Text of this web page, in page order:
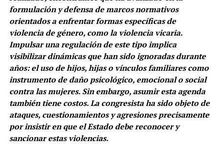
formulación y defensa de marcos normativos
orientados a enfrentar formas específicas de
violencia de género, como la violencia vicaria.
Impulsar una regulación de este tipo implica
visibilizar dinámicas que han sido ignoradas durante
años: el uso de hijos, hijas o vínculos familiares como
instrumento de daño psicológico, emocional o social
contra las mujeres. Sin embargo, asumir esta agenda
también tiene costos. La congresista ha sido objeto de
ataques, cuestionamientos y agresiones precisamente
por insistir en que el Estado debe reconocer y
sancionar estas violencias.